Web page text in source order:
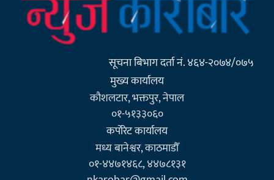
सूचना बिभाग दर्ता नं. ४६४-२०७४/०७५
मुख्य कार्यालय
कौशलटार, भक्तपुर, नेपाल
०१-५१३३०६०
कर्पाेरेट कार्यालय
मध्य बानेश्वर, काठमाडौँ
०१-४४७१४६८, ४४७८१३१